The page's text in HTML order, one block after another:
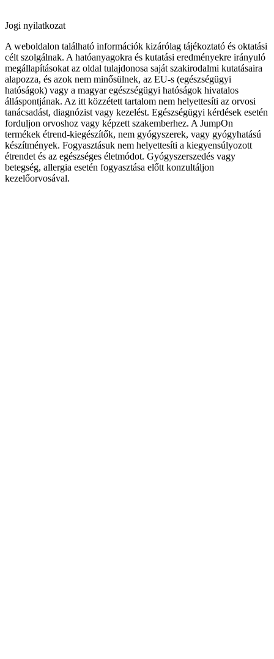
Jogi nyilatkozat
A weboldalon található információk kizárólag tájékoztató és oktatási
célt szolgálnak. A hatóanyagokra és kutatási eredményekre irányuló
megállapításokat az oldal tulajdonosa saját szakirodalmi kutatásaira
alapozza, és azok nem minősülnek, az EU-s (egészségügyi
hatóságok) vagy a magyar egészségügyi hatóságok hivatalos
álláspontjának. Az itt közzétett tartalom nem helyettesíti az orvosi
tanácsadást, diagnózist vagy kezelést. Egészségügyi kérdések esetén
forduljon orvoshoz vagy képzett szakemberhez. A JumpOn
termékek étrend-kiegészítők, nem gyógyszerek, vagy gyógyhatású
készítmények. Fogyasztásuk nem helyettesíti a kiegyensúlyozott
étrendet és az egészséges életmódot. Gyógyszerszedés vagy
betegség, allergia esetén fogyasztása előtt konzultáljon
kezelőorvosával.